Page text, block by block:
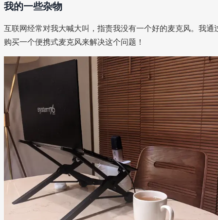
我的一些杂物
互联网经常对我大喊大叫，指责我没有一个好的麦克风。我通
购买一个便携式麦克风来解决这个问题！